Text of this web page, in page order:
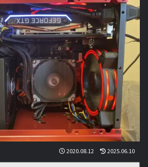
2020.08.12 2025.06.10